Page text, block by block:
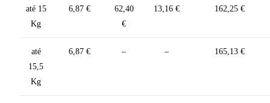
até 15
Kg
6,87 €
62,40
€
13,16 € 162,25 €
até
15,5
Kg
6,87 € – – 165,13 €